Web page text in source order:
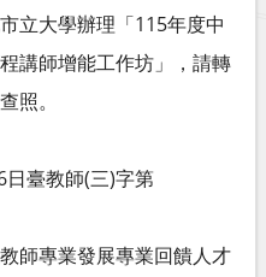
立大學辦理「115年度中
講師增能工作坊」，請轉
照。
臺教師(三)字第
師專業發展專業回饋人才